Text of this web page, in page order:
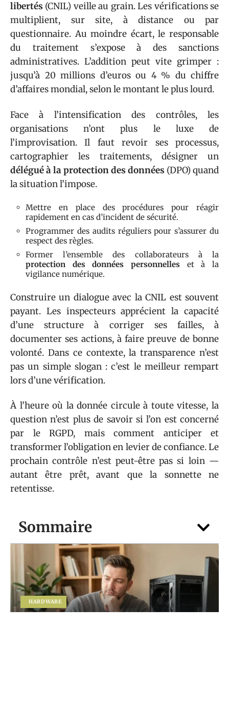
Sommaire
HARDWARE
libertés (CNIL) veille au grain. Les vérifications se
multiplient, sur site, à distance ou par
questionnaire. Au moindre écart, le responsable
du traitement s’expose à des sanctions
administratives. L’addition peut vite grimper :
jusqu’à 20 millions d’euros ou 4 % du chiffre
d’affaires mondial, selon le montant le plus lourd.
Face à l’intensification des contrôles, les
organisations n’ont plus le luxe de
l’improvisation. Il faut revoir ses processus,
cartographier les traitements, désigner un
délégué à la protection des données (DPO) quand
la situation l’impose.
Mettre en place des procédures pour réagir
rapidement en cas d’incident de sécurité.
Programmer des audits réguliers pour s’assurer du
respect des règles.
Former l’ensemble des collaborateurs à la
protection des données personnelles et à la
vigilance numérique.
Construire un dialogue avec la CNIL est souvent
payant. Les inspecteurs apprécient la capacité
d’une structure à corriger ses failles, à
documenter ses actions, à faire preuve de bonne
volonté. Dans ce contexte, la transparence n’est
pas un simple slogan : c’est le meilleur rempart
lors d’une vérification.
À l’heure où la donnée circule à toute vitesse, la
question n’est plus de savoir si l’on est concerné
par le RGPD, mais comment anticiper et
transformer l’obligation en levier de confiance. Le
prochain contrôle n’est peut-être pas si loin —
autant être prêt, avant que la sonnette ne
retentisse.